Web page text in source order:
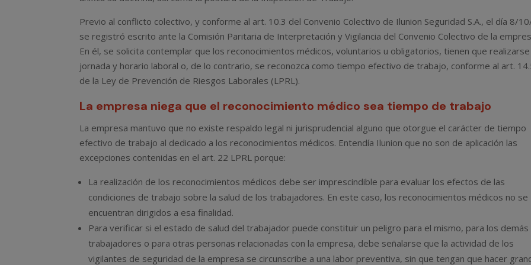
Previo al conflicto colectivo, y conforme al art. 10.3 del Convenio Colectivo de Ilunion Seguridad S.A., el día 8/
se registró escrito ante la Comisión Paritaria de Interpretación y Vigilancia del Convenio Colectivo de la
En él, se solicita contemplar que los reconocimientos médicos, voluntarios u obligatorios, tienen que
jornada y horario laboral o, de lo contrario, se reconozca como tiempo efectivo de trabajo, conforme al art.
de la Ley de Prevención de Riesgos Laborales (LPRL).
La empresa niega que el reconocimiento médico sea tiempo de trabajo
La empresa mantuvo que no existe respaldo legal ni jurisprudencial alguno que otorgue el carácter de tiempo
efectivo de trabajo al dedicado a los reconocimientos médicos. Entendía Ilunion que no son de aplicación las
excepciones contenidas en el art. 22 LPRL porque:
La realización de los reconocimientos médicos debe ser imprescindible para evaluar los efectos de las
condiciones de trabajo sobre la salud de los trabajadores. En este caso, los reconocimientos médicos no se
encuentran dirigidos a esa finalidad.
Para verificar si el estado de salud del trabajador puede constituir un peligro para el mismo, para los demás
trabajadores o para otras personas relacionadas con la empresa, debe señalarse que la actividad de los
vigilantes de seguridad de la empresa se circunscribe a una labor preventiva, sin que tengan que hacer